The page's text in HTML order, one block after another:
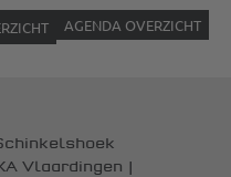
AGENDA OVERZICHT
Vlaardingen |